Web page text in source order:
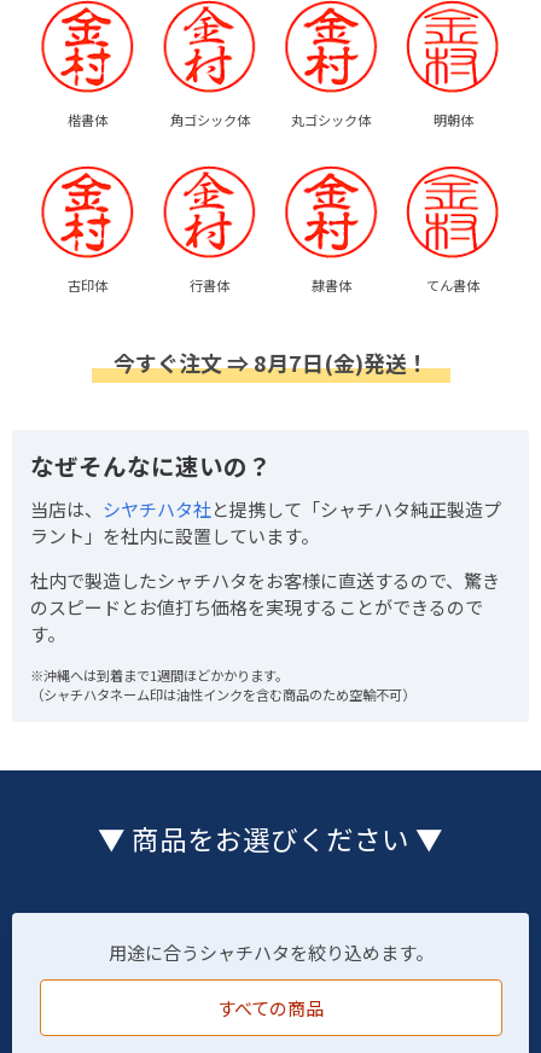
楷書体 角ゴシック体 丸ゴシック体 明朝体
古印体 行書体 隷書体 てん書体
今すぐ注文 ⇒ 8月7日(金)発送！
なぜそんなに速いの？
当店は、 シヤチハタ社と提携して「シャチハタ純正製造プ
ラント」を社内に設置しています。
社内で製造したシャチハタをお客様に直送するので、驚き
のスピードとお値打ち価格を実現することができるので
す。
※沖縄へは到着まで1週間ほどかかります。
（シャチハタネーム印は油性インクを含む商品のため空輸不可）
▼ 商品をお選びください ▼
用途に合うシャチハタを絞り込めます。
すべての商品